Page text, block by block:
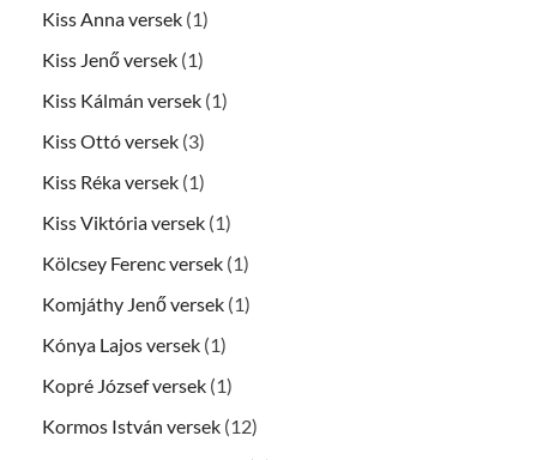
Kiss Anna versek (1)
Kiss Jenő versek (1)
Kiss Kálmán versek (1)
Kiss Ottó versek (3)
Kiss Réka versek (1)
Kiss Viktória versek (1)
Kölcsey Ferenc versek (1)
Komjáthy Jenő versek (1)
Kónya Lajos versek (1)
Kopré József versek (1)
Kormos István versek (12)